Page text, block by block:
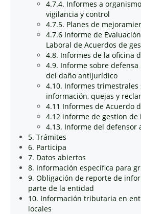
4.7.4. Informes a
vigilancia y control
4.7.5. Planes de
4.7.6 Informe de
Laboral de Acuerdos de
4.8. Informes de la oficina
4.9. Informe sobre
del daño antijurídico
4.10. Informes trimestrales
información, quejas y
4.11 Informes de Acuerdo
4.12 informe de gestion
4.13. Informe del defensor
5. Trámites
6. Participa
7. Datos abiertos
8. Información específica para
9. Obligación de reporte de
parte de la entidad
10. Información tributaria en
locales